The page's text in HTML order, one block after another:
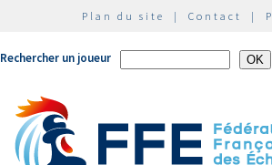
Plan du site | Contact |
Rechercher un joueur